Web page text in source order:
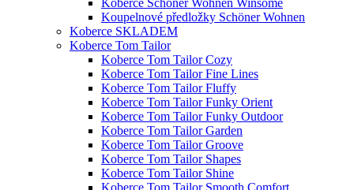
Koupelnové předložky Schöner Wohnen
Koberce SKLADEM
Koberce Tom Tailor
Koberce Tom Tailor Cozy
Koberce Tom Tailor Fine Lines
Koberce Tom Tailor Fluffy
Koberce Tom Tailor Funky Orient
Koberce Tom Tailor Funky Outdoor
Koberce Tom Tailor Garden
Koberce Tom Tailor Groove
Koberce Tom Tailor Shapes
Koberce Tom Tailor Shine
Koberce Tom Tailor Smooth Comfort